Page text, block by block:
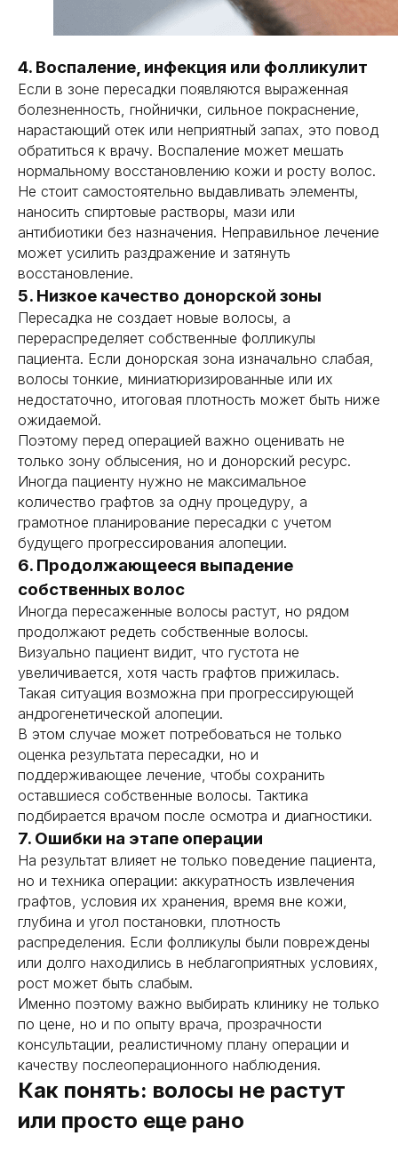
4. Воспаление, инфекция или фолликулит
Если в зоне пересадки появляются выраженная
болезненность, гнойнички, сильное покраснение,
нарастающий отек или неприятный запах, это повод
обратиться к врачу. Воспаление может мешать
нормальному восстановлению кожи и росту волос.
Не стоит самостоятельно выдавливать элементы,
наносить спиртовые растворы, мази или
антибиотики без назначения. Неправильное лечение
может усилить раздражение и затянуть
восстановление.
5. Низкое качество донорской зоны
Пересадка не создает новые волосы, а
перераспределяет собственные фолликулы
пациента. Если донорская зона изначально слабая,
волосы тонкие, миниатюризированные или их
недостаточно, итоговая плотность может быть ниже
ожидаемой.
Поэтому перед операцией важно оценивать не
только зону облысения, но и донорский ресурс.
Иногда пациенту нужно не максимальное
количество графтов за одну процедуру, а
грамотное планирование пересадки с учетом
будущего прогрессирования алопеции.
6. Продолжающееся выпадение
собственных волос
Иногда пересаженные волосы растут, но рядом
продолжают редеть собственные волосы.
Визуально пациент видит, что густота не
увеличивается, хотя часть графтов прижилась.
Такая ситуация возможна при прогрессирующей
андрогенетической алопеции.
В этом случае может потребоваться не только
оценка результата пересадки, но и
поддерживающее лечение, чтобы сохранить
оставшиеся собственные волосы. Тактика
подбирается врачом после осмотра и диагностики.
7. Ошибки на этапе операции
На результат влияет не только поведение пациента,
но и техника операции: аккуратность извлечения
графтов, условия их хранения, время вне кожи,
глубина и угол постановки, плотность
распределения. Если фолликулы были повреждены
или долго находились в неблагоприятных условиях,
рост может быть слабым.
Именно поэтому важно выбирать клинику не только
по цене, но и по опыту врача, прозрачности
консультации, реалистичному плану операции и
качеству послеоперационного наблюдения.
Как понять: волосы не растут
или просто еще рано